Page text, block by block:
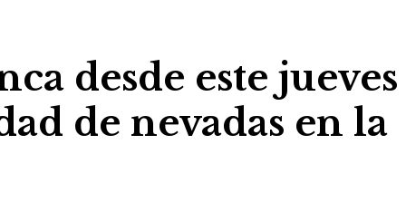
desde este jueves
de nevadas en la